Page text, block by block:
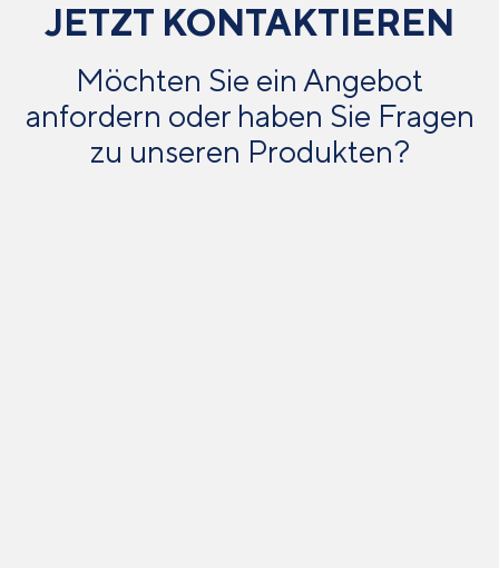
JETZT KONTAKTIEREN
Möchten Sie ein Angebot
anfordern oder haben Sie Fragen
zu unseren Produkten?